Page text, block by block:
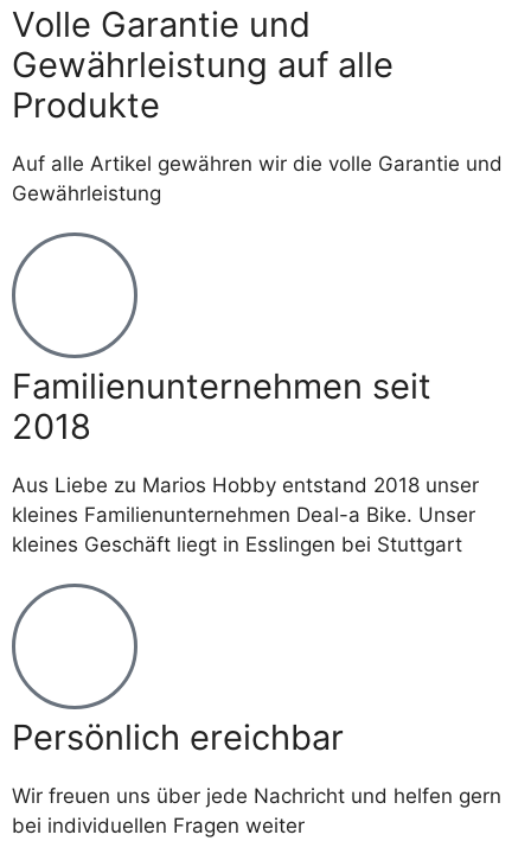
Volle Garantie und
Gewährleistung auf alle
Produkte
Auf alle Artikel gewähren wir die volle Garantie und
Gewährleistung
Familienunternehmen seit
2018
Aus Liebe zu Marios Hobby entstand 2018 unser
kleines Familienunternehmen Deal-a Bike. Unser
kleines Geschäft liegt in Esslingen bei Stuttgart
Persönlich ereichbar
Wir freuen uns über jede Nachricht und helfen gern
bei individuellen Fragen weiter